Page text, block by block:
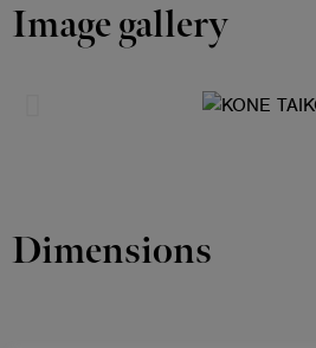
Image gallery
Dimensions